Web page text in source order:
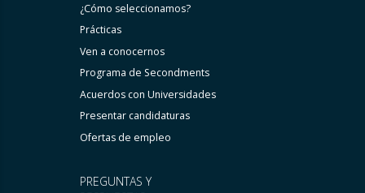
PREGUNTAS Y
¿Cómo seleccionamos?
Prácticas
Ven a conocernos
Programa de Secondments
Acuerdos con Universidades
Presentar candidaturas
Ofertas de empleo